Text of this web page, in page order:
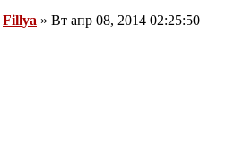
Fillya » Вт апр 08, 2014 02:25:50